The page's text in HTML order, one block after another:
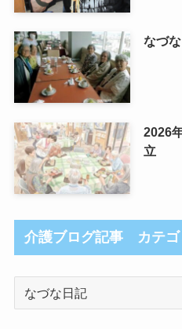
なづ
2026
立
介護ブログ記事 カテゴ